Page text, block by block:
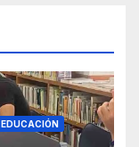
EDUCACIÓN